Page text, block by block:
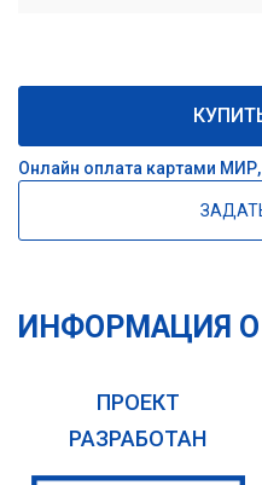
Онлайн оплата картами МИР,
ИНФОРМАЦИЯ О
ПРОЕКТ
РАЗРАБОТАН